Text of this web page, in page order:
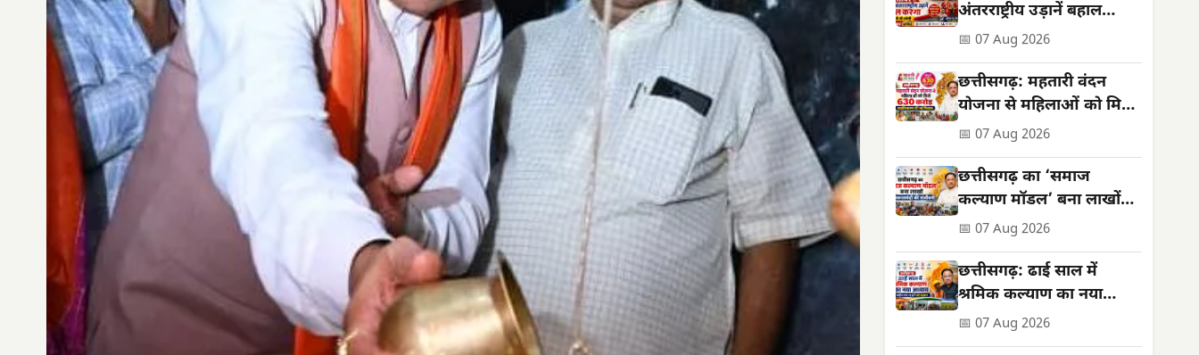
अंतरराष्ट्रीय उड़ानें बहाल
करेगा, फ्रीक्वेंसी भी बढ़ेगी
📅 07 Aug 2026
छत्तीसगढ़: महतारी वंदन
योजना से महिलाओं को मिले
**630 करोड़**,
सशक्तिकरण की नई मिसाल
📅 07 Aug 2026
छत्तीसगढ़ का ‘समाज
कल्याण मॉडल’ बना लाखों
जरूरतमंदों की संजीवनी
📅 07 Aug 2026
छत्तीसगढ़: ढाई साल में
श्रमिक कल्याण का नया
अध्याय, बनी राष्ट्रीय पहचान
📅 07 Aug 2026